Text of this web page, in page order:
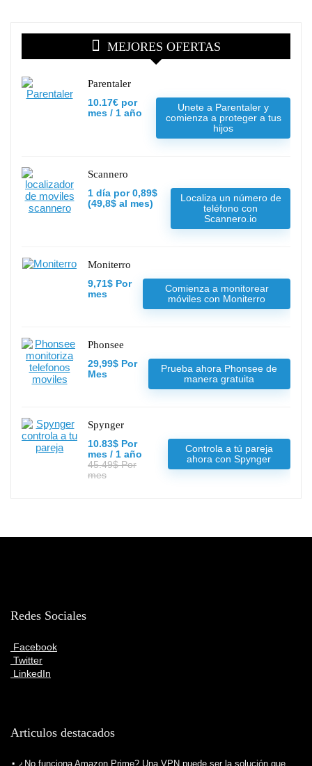
MEJORES OFERTAS
Parentaler
10.17€ por
mes / 1 año
Unete a Parentaler y
comienza a proteger a tus
hijos
Scannero
1 día por 0,89$
(49,8$ al mes)
Localiza un número de
teléfono con
Scannero.io
Moniterro
9,71$ Por
mes
Comienza a monitorear
móviles con Moniterro
Phonsee
29,99$ Por
Mes
Prueba ahora Phonsee de
manera gratuita
Spynger
10.83$ Por
mes / 1 año
45.49$ Por
mes
Controla a tú pareja
ahora con Spynger
Redes Sociales
Facebook
Twitter
LinkedIn
Articulos destacados
¿No funciona Amazon Prime? Una VPN puede ser la solución que